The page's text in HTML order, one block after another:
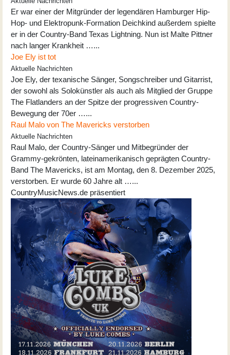
Er war einer der Mitgründer der legendären Hamburger Hip-
Hop- und Elektropunk-Formation Deichkind außerdem spielte
er in der Country-Band Texas Lightning. Nun ist Malte Pittner
nach langer Krankheit …...
Joe Ely ist tot
Aktuelle Nachrichten
Joe Ely, der texanische Sänger, Songschreiber und Gitarrist,
der sowohl als Solokünstler als auch als Mitglied der Gruppe
The Flatlanders an der Spitze der progressiven Country-
Bewegung der 70er …...
Raul Malo von The Mavericks verstorben
Aktuelle Nachrichten
Raul Malo, der Country-Sänger und Mitbegründer der
Grammy-gekrönten, lateinamerikanisch geprägten Country-
Band The Mavericks, ist am Montag, den 8. Dezember 2025,
verstorben. Er wurde 60 Jahre alt …...
CountryMusicNews.de präsentiert